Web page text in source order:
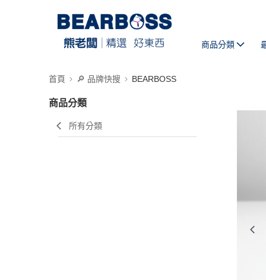
商品分類
首頁 🔎 品牌快搜 BEARBOSS
商品分類
所有分類